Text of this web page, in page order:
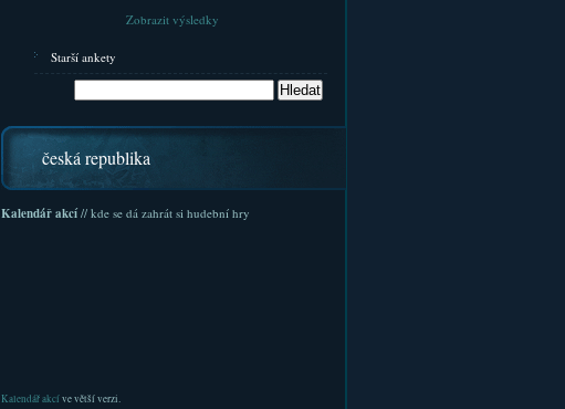
Zobrazit výsledky
Starší ankety
česká republika
Kalendář akcí// kde se dá zahrát si hudební hry
Kalendář akcíve větší verzi.